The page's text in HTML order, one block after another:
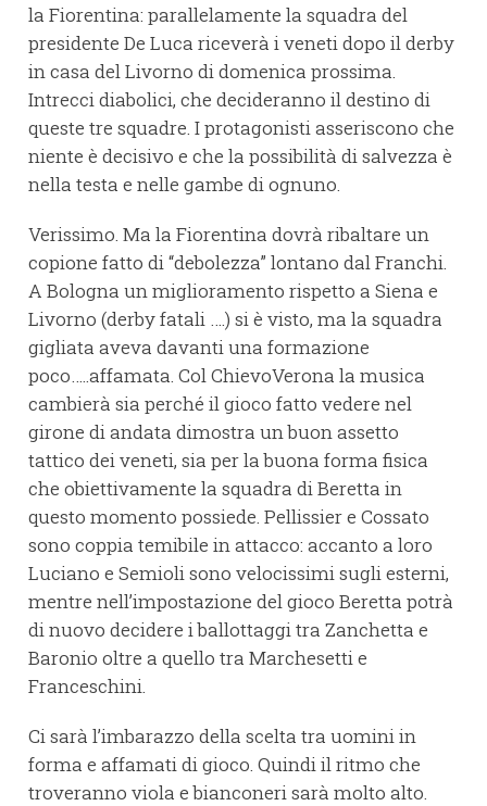
la Fiorentina: parallelamente la squadra del
presidente De Luca riceverà i veneti dopo il derby
in casa del Livorno di domenica prossima.
Intrecci diabolici, che decideranno il destino di
queste tre squadre. I protagonisti asseriscono che
niente è decisivo e che la possibilità di salvezza è
nella testa e nelle gambe di ognuno.
Verissimo. Ma la Fiorentina dovrà ribaltare un
copione fatto di “debolezza” lontano dal Franchi.
A Bologna un miglioramento rispetto a Siena e
Livorno (derby fatali ….) si è visto, ma la squadra
gigliata aveva davanti una formazione
poco…..affamata. Col ChievoVerona la musica
cambierà sia perché il gioco fatto vedere nel
girone di andata dimostra un buon assetto
tattico dei veneti, sia per la buona forma fisica
che obiettivamente la squadra di Beretta in
questo momento possiede. Pellissier e Cossato
sono coppia temibile in attacco: accanto a loro
Luciano e Semioli sono velocissimi sugli esterni,
mentre nell’impostazione del gioco Beretta potrà
di nuovo decidere i ballottaggi tra Zanchetta e
Baronio oltre a quello tra Marchesetti e
Franceschini.
Ci sarà l’imbarazzo della scelta tra uomini in
forma e affamati di gioco. Quindi il ritmo che
troveranno viola e bianconeri sarà molto alto.